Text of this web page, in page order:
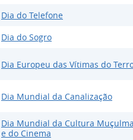
Dia do Telefone
Dia do Sogro
Dia Europeu das Vítimas do
Dia Mundial da Canalização
Dia Mundial da Cultura
e do Cinema